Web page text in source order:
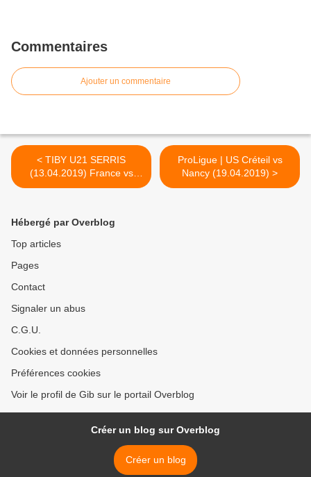
Commentaires
Ajouter un commentaire
< TIBY U21 SERRIS
(13.04.2019) France vs
Danemark
ProLigue | US Créteil vs
Nancy (19.04.2019) >
Hébergé par Overblog
Top articles
Pages
Contact
Signaler un abus
C.G.U.
Cookies et données personnelles
Préférences cookies
Voir le profil de Gib sur le portail Overblog
Créer un blog sur Overblog
Créer un blog